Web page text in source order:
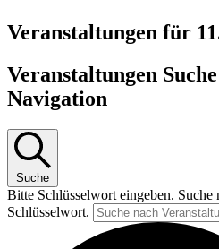
Veranstaltungen für
Veranstaltungen
Navigation
Suche
Bitte Schlüsselwort eingeben. Suche
Schlüsselwort.